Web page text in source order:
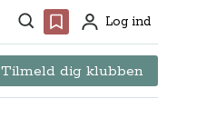
Søg Favoritter
ProfilLog ind
Tilmeld dig klubben